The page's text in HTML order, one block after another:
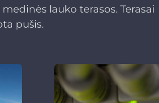
lauko terasos. Terasai
pušis.